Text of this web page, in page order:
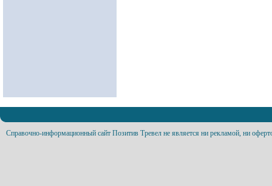
Справочно-информационный сайт Позитив Тревел не является ни рекламой, ни